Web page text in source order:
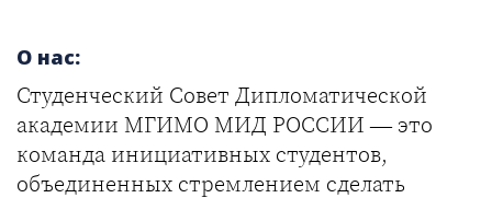
О нас:
Студенческий Совет Дипломатической
академии МГИМО МИД РОССИИ — это
команда инициативных студентов,
объединенных стремлением сделать